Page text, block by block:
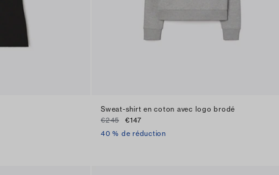
Sweat-shirt en coton avec logo brodé
€245
€147
40 % de réduction